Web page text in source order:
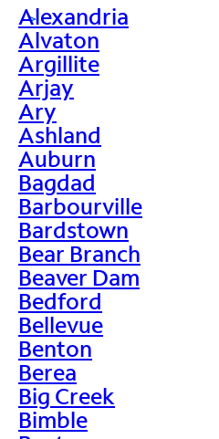
>
Alexandria
Alvaton
Argillite
Arjay
Ary
Ashland
Auburn
Bagdad
Barbourville
Bardstown
Bear Branch
Beaver Dam
Bedford
Bellevue
Benton
Berea
Big Creek
Bimble